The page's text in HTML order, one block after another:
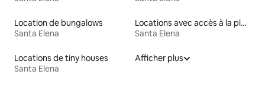
Location de bungalows
Santa Elena
Locations avec accès à la plage
Santa Elena
Locations de tiny houses
Santa Elena
Afficher plus